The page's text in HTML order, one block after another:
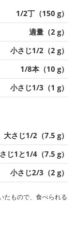
1/2丁（150 g）
適量（2 g）
小さじ1/2（2 g）
1/8本（10 g）
小さじ1/3（1 g）
大さじ1/2（7.5 g）
じ1と1/4（7.5 g）
小さじ2/3（2 g）
たもので、食べられる